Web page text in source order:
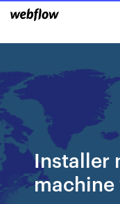
Installer